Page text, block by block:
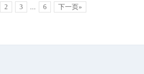
2 3 ... 6 下一页»